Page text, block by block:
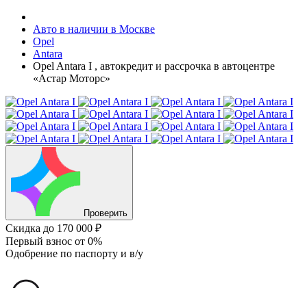
Авто в наличии в Москве
Opel
Antara
Opel Antara I , автокредит и рассрочка в автоцентре
«Астар Моторс»
Проверить
Скидка до 170 000 ₽
Первый взнос от 0%
Одобрение по паспорту и в/у